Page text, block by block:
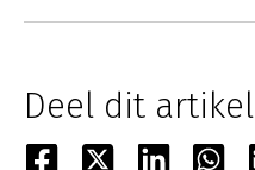
Deel dit artikel